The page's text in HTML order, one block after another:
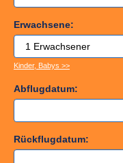
Erwachsene:
Kinder, Babys >>
Abflugdatum:
Rückflugdatum: